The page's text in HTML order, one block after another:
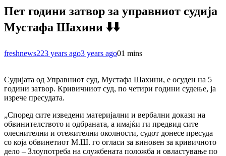
Пет години затвор за управниот судија
Мустафа Шахини ⬇️⬇️
freshnews223 years ago3 years ago01 mins
Судијата од Управниот суд, Мустафа Шахини, е осуден на 5
години затвор. Кривичниот суд, по четири години судење, ја
изрече пресудата.
„Според сите изведени материјални и вербални докази на
обвинителството и одбраната, а имајќи ги предвид сите
олеснителни и отежителни околности, судот донесе пресуда
со која обвинетиот М.Ш. го огласи за виновен за кривичното
дело – Злоупотреба на службената положба и овластување по